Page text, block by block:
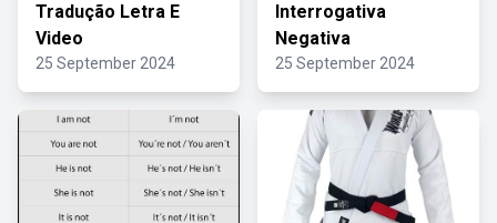
Tradução Letra E
Video
25 September 2024
Interrogativa
Negativa
25 September 2024